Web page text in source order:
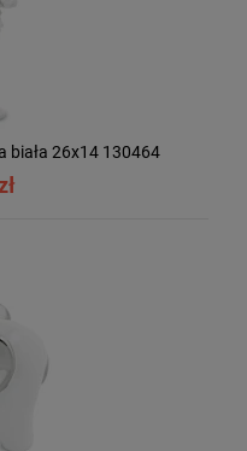
biała 26x14 130464